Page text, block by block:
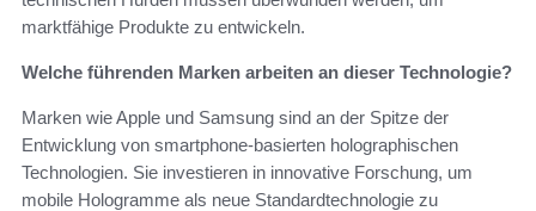
marktfähige Produkte zu entwickeln.
Welche führenden Marken arbeiten an dieser Technologie?
Marken wie Apple und Samsung sind an der Spitze der
Entwicklung von smartphone-basierten holographischen
Technologien. Sie investieren in innovative Forschung, um
mobile Hologramme als neue Standardtechnologie zu